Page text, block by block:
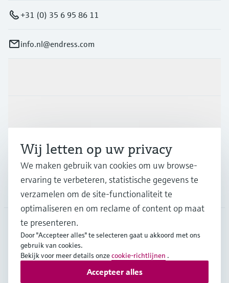
+31 (0) 35 6 95 86 11
info.nl@endress.com
Support
NLD•Nederlands
Copyright © Endress+Hauser Group Services AG
Wij letten op uw privacy
We maken gebruik van cookies om uw browse-
ervaring te verbeteren, statistische gegevens te
verzamelen om de site-functionaliteit te
optimaliseren en om reclame of content op maat
te presenteren.
Door "Accepteer alles" te selecteren gaat u akkoord met ons
gebruik van cookies.
Bekijk voor meer details onzecookie-richtlijnen .
Accepteer alles